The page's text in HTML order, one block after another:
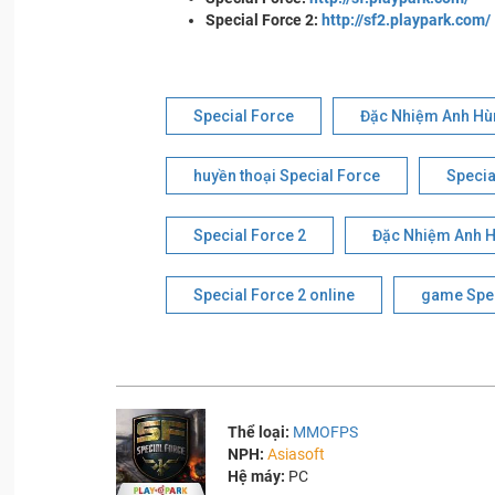
Special Force 2: http://sf2.playpark.com/
Special Force Đặc Nhiệm Anh
huyền thoại Special Force
Special Force 2 Đặc Nhiệm Anh
Special Force 2 online game
Thể loại: MMOFPS
NPH: Asiasoft
Hệ máy: PC